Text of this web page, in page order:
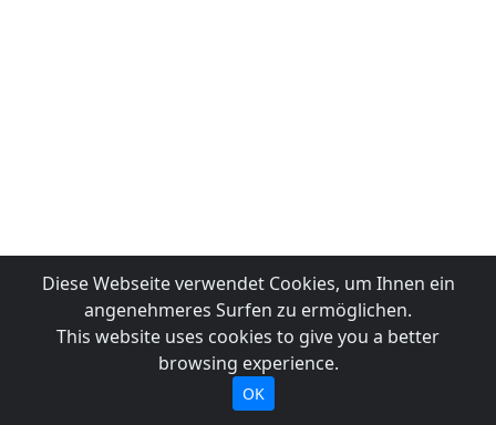
Diese Webseite verwendet Cookies, um Ihnen ein
angenehmeres Surfen zu ermöglichen.
This website uses cookies to give you a better
browsing experience.
OK